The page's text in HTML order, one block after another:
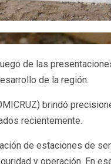
de las
de la región.
brindó
recientemente.
de estaciones de
y operación. En